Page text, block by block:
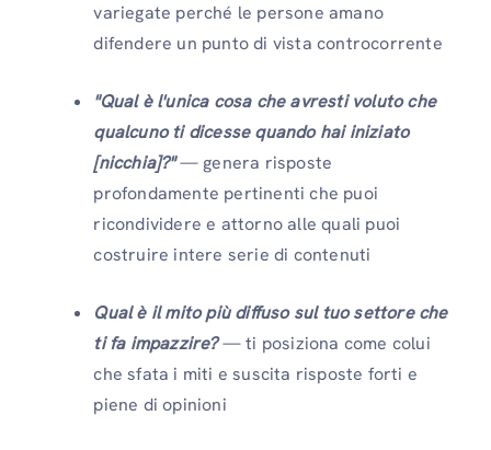
variegate perché le persone amano
difendere un punto di vista controcorrente
"Qual è l'unica cosa che avresti voluto che
qualcuno ti dicesse quando hai iniziato
[nicchia]?" — genera risposte
profondamente pertinenti che puoi
ricondividere e attorno alle quali puoi
costruire intere serie di contenuti
Qual è il mito più diffuso sul tuo settore che
ti fa impazzire?— ti posiziona come colui
che sfata i miti e suscita risposte forti e
piene di opinioni